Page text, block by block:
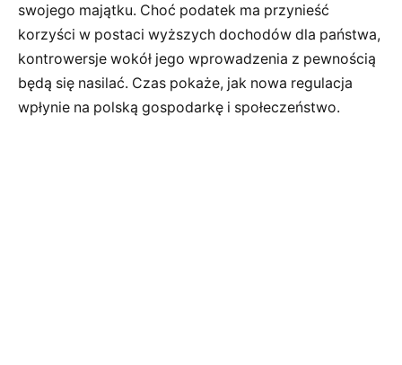
swojego majątku. Choć podatek ma przynieść
korzyści w postaci wyższych dochodów dla państwa,
kontrowersje wokół jego wprowadzenia z pewnością
będą się nasilać. Czas pokaże, jak nowa regulacja
wpłynie na polską gospodarkę i społeczeństwo.